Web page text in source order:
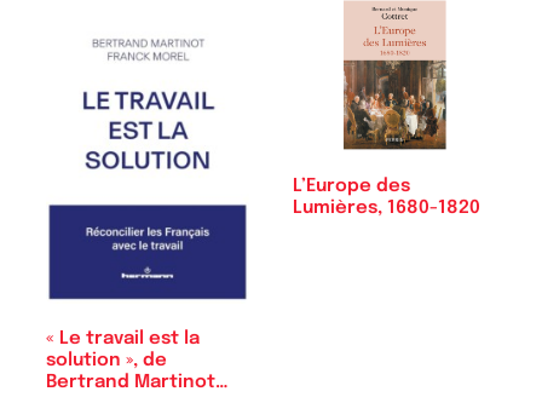
« Le travail est la
solution », de
Bertrand Martinot…
L’Europe des
Lumières, 1680-1820